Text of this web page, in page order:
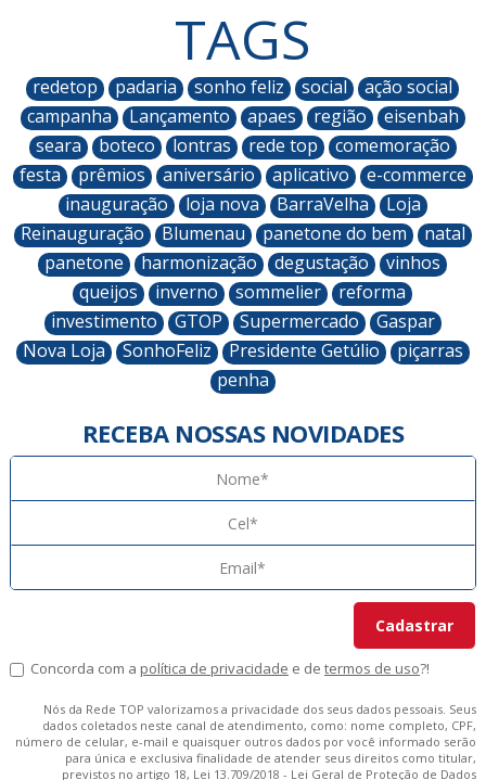
TAGS
redetop padaria sonho feliz social
ação social
campanha
Lançamento apaes região
eisenbah
seara
boteco lontras rede top
comemoração
festa
prêmios aniversário aplicativo
e-commerce
inauguração
loja nova BarraVelha
Loja
Reinauguração
Blumenau panetone do bem
natal
panetone
harmonização degustação
vinhos
queijos
inverno sommelier
reforma
investimento
GTOP Supermercado
Gaspar
Nova Loja
SonhoFeliz Presidente Getúlio
piçarras
penha
RECEBA NOSSAS NOVIDADES
Concorda com a política de privacidade e de termos de uso?!
Nós da Rede TOP valorizamos a privacidade dos seus dados pessoais. Seus
dados coletados neste canal de atendimento, como: nome completo, CPF,
número de celular, e-mail e quaisquer outros dados por você informado serão
para única e exclusiva finalidade de atender seus direitos como titular,
previstos no artigo 18, Lei 13.709/2018 - Lei Geral de Proteção de Dados